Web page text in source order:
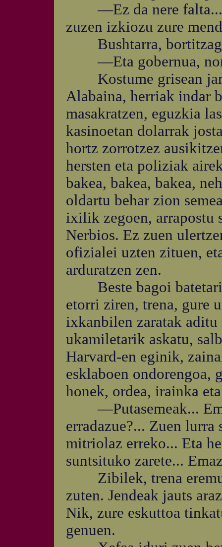
—Ez da nere falta...
zuzen izkiozu zure
Bushtarra,
—Eta gobernua,
Kostume grisean
Alabaina, herriak indar
masakratzen, eguzkia
kasinoetan dolarrak
hortz zorrotzez
hersten eta poliziak
bakea, bakea, bakea,
oldartu behar zion
ixilik zegoen, arrapostu
Nerbios. Ez zuen
ofizialei uzten zituen,
arduratzen zen.
Beste bagoi
etorri ziren, trena, gure
ixkanbilen zaratak aditu
ukamiletarik askatu,
Harvard-en eginik,
esklaboen ondorengoa,
honek, ordea, irainka
—Putasemeak...
erradazue?... Zuen
mitriolaz erreko... Eta
suntsituko zarete...
Zibilek, trena eremu
zuten. Jendeak jauts
Nik, zure eskuttoa
genuen.